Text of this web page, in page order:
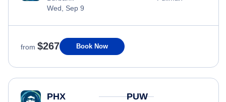
Wed, Sep 9
from $267 Book Now
PHX PUW